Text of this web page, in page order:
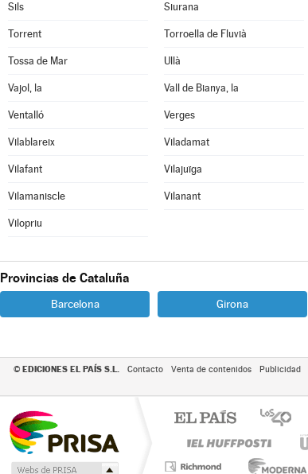
Sils Siurana
Torrent Torroella de Fluvià
Tossa de Mar Ullà
Vajol, la Vall de Bianya, la
Ventalló Verges
Vilablareix Viladamat
Vilafant Vilajuïga
Vilamaniscle Vilanant
Vilopriu
Provincias de Cataluña
Barcelona Girona
© EDICIONES EL PAÍS S.L. Contacto Venta de contenidos Publicidad